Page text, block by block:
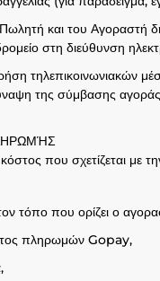
και του Αγοραστή
στη διεύθυνση
τηλεπικοινωνιακών
της σύμβασης αγοράς
που σχετίζεται
τόπο που ορίζει ο
πληρωμών Gopay,